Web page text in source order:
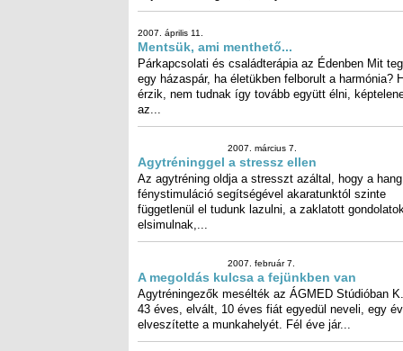
Minden anyagi létező – beleértve az élő
sejtjeit, szöveteit és szerveit – rendelkezik önálló,
rá jellemző rezgéssel, mely adott esetben...
2007. április 11.
az...
elsimulnak,...